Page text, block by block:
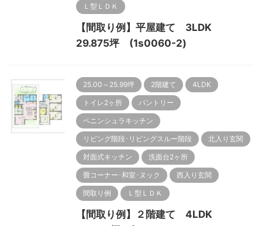
Ｌ型ＬＤＫ
【間取り例】平屋建て 3LDK
29.875坪 (1s0060-2)
25.00～25.99坪 2階建て 4LDK
トイレ2ヶ所 パントリー
ペニンシュラキッチン
リビング階段･リビングスルー階段 北入り玄関
対面式キッチン 洗面台2ヶ所
畳コーナー･和室･ヌック 西入り玄関
間取り例 Ｌ型ＬＤＫ
【間取り例】２階建て 4LDK